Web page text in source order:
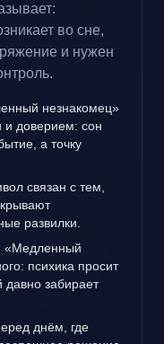
во сне,
и нужен
незнакомец»
и доверием: сон
а точку
связан с тем,
развилки.
«Медленный
психика просит
давно забирает
днём, где